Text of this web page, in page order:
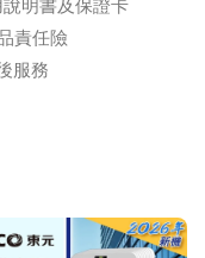
明書及保證卡
責任險
服務